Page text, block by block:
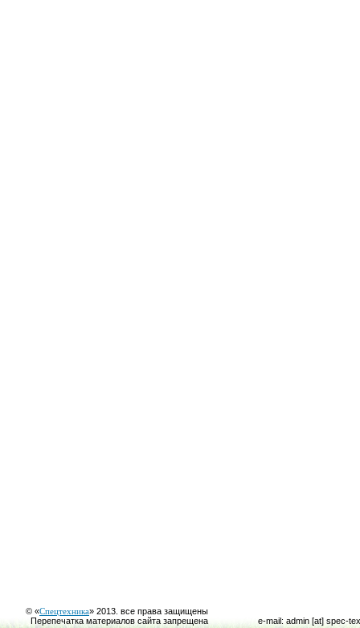
© «Спецтехника» 2013. все права защищены
Перепечатка материалов сайта запрещена
e-mail: admin [at] spec-